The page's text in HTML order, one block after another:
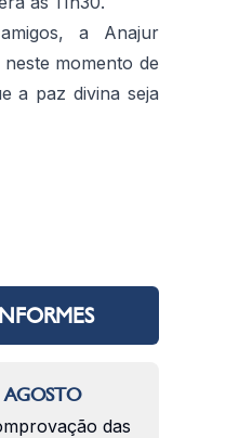
a Anajur
momento de
a paz divina seja
das